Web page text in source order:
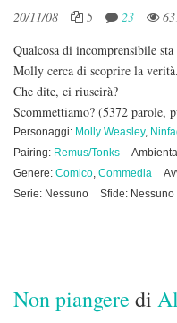
20/11/08 5 23
Qualcosa di incomprensibile
Molly cerca di scoprire la verità.
Che dite, ci riuscirà?
Scommettiamo? (5372 parole,
Personaggi: Molly Weasley,
Pairing: Remus/Tonks
Genere: Comico, Commedia
Serie: Nessuno
Sfide: Nessuno
Non piangere di